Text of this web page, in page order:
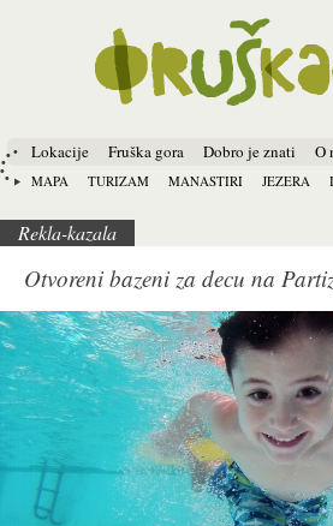
Lokacije
MAPA TURIZAM MANASTIRI JEZERA
Fruška gora Dobro je znati O
Rekla-kazala
Otvoreni bazeni za decu na